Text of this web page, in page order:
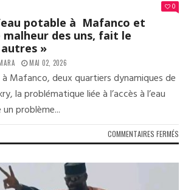
0
potable à Mafanco et
malheur des uns, fait le
»
MAI 02, 2026
Mafanco, deux quartiers dynamiques de
la problématique liée à l’accès à l’eau
problème...
COMMENTAIRES FERMÉS
LA